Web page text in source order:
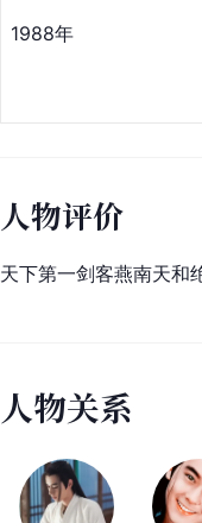
1988年
人物评价
天下第一剑客燕南天和
人物关系